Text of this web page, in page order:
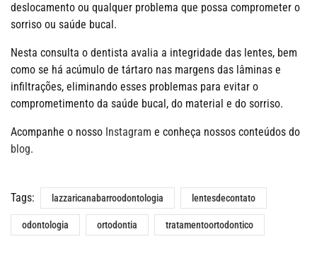
deslocamento ou qualquer problema que possa comprometer o
sorriso ou saúde bucal.
Nesta consulta o dentista avalia a integridade das lentes, bem
como se há acúmulo de tártaro nas margens das lâminas e
infiltrações, eliminando esses problemas para evitar o
comprometimento da saúde bucal, do material e do sorriso.
Acompanhe o nosso Instagram e conheça nossos conteúdos do
blog.
Tags: lazzaricanabarroodontologia lentesdecontato
odontologia ortodontia tratamentoortodontico